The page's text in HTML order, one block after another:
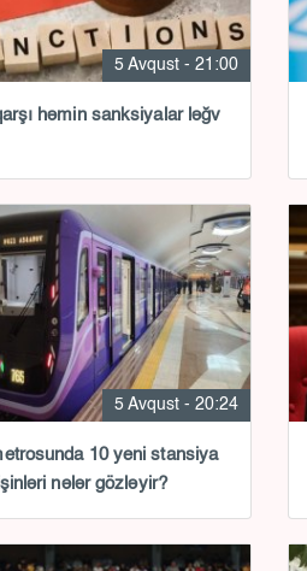
5 Avqust - 21:00
həmin sanksiyalar ləğv
5 Avqust - 20:24
10 yeni stansiya
nələr gözləyir?